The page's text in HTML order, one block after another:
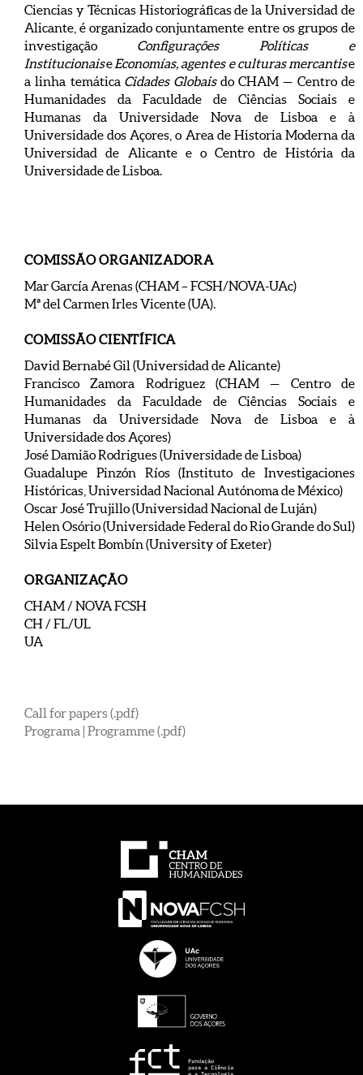
Ciencias y Técnicas Historiográficas de la Universidad de
Alicante, é organizado conjuntamente entre os grupos de
investigação Configurações Políticas e
Institucionaise Economías, agentes e culturas mercantise
a linha temática Cidades Globaisdo CHAM — Centro de
Humanidades da Faculdade de Ciências Sociais e
Humanas da Universidade Nova de Lisboa e à
Universidade dos Açores, o Area de Historia Moderna da
Universidad de Alicante e o Centro de História da
Universidade de Lisboa.
COMISSÃO ORGANIZADORA
Mar García Arenas (CHAM – FCSH/NOVA-UAc)
Mª del Carmen Irles Vicente (UA).
COMISSÃO CIENTÍFICA
David Bernabé Gil (Universidad de Alicante)
Francisco Zamora Rodriguez (CHAM — Centro de
Humanidades da Faculdade de Ciências Sociais e
Humanas da Universidade Nova de Lisboa e à
Universidade dos Açores)
José Damião Rodrigues (Universidade de Lisboa)
Guadalupe Pinzón Ríos (Instituto de Investigaciones
Históricas, Universidad Nacional Autónoma de México)
Oscar José Trujillo (Universidad Nacional de Luján)
Helen Osório (Universidade Federal do Rio Grande do Sul)
Silvia Espelt Bombín (University of Exeter)
ORGANIZAÇÃO
CHAM / NOVA FCSH
CH / FL/UL
UA
Call for papers (.pdf)
Programa | Programme (.pdf)